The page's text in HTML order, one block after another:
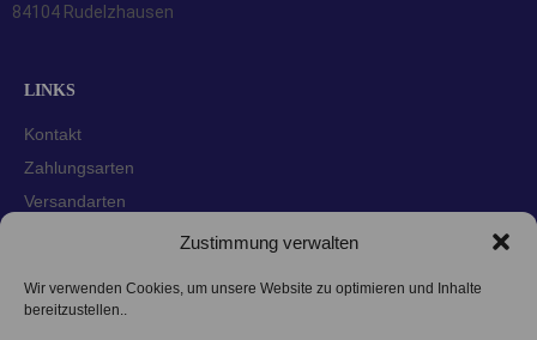
Zustimmung verwalten
Wir verwenden Cookies, um unsere Website zu optimieren und Inhalte
bereitzustellen..
84104 Rudelzhausen
LINKS
Kontakt
Zahlungsarten
Versandarten
Datenschutzerklärung